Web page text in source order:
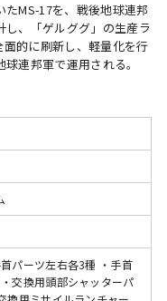
MS-17を、戦後地球連邦
、「ゲルググ」の生産ラ
的に刷新し、軽量化を行
連邦軍で運用される。
パーツ左右各3種 ・手首
交換用頭部シャッターパ